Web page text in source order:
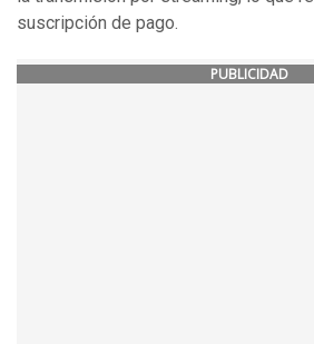
suscripción de pago.
PUBLICIDAD